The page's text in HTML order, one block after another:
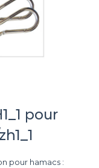
pour
pour hamacs :